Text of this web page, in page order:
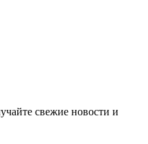
свежие новости и